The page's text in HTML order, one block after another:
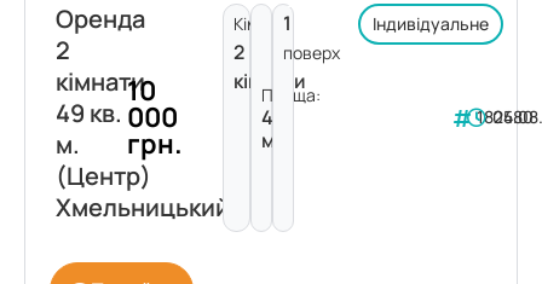
Оренда
2
кімнати
49 кв.
м.
(Центр)
Хмельницький
10
000
грн.
Кімнат:
2
кімнати
Площа:
49
м²
1
поверх
Індивідуальне
182480